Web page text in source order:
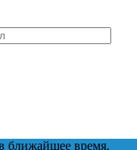
ближайшее время.